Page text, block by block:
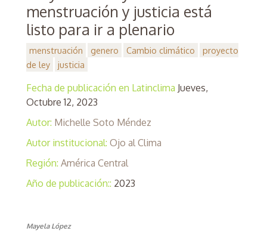
menstruación y justicia está
listo para ir a plenario
menstruación genero Cambio climático
proyecto
de ley
justicia
Fecha de publicación en Latinclima Jueves,
Octubre 12, 2023
Autor: Michelle Soto Méndez
Autor institucional: Ojo al Clima
Región: América Central
Año de publicación:: 2023
Mayela López